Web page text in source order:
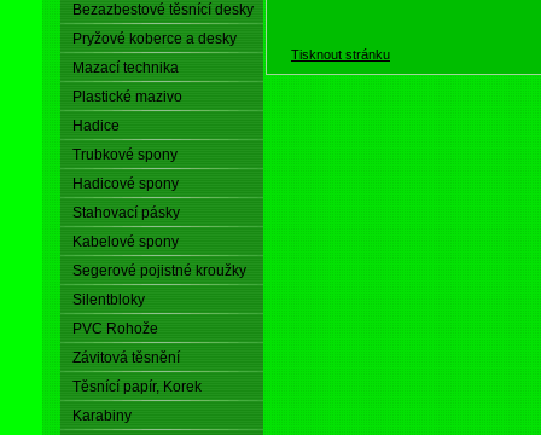
Bezazbestové těsnící desky
Pryžové koberce a desky
Mazací technika
Plastické mazivo
Hadice
Trubkové spony
Hadicové spony
Stahovací pásky
Kabelové spony
Segerové pojistné kroužky
Silentbloky
PVC Rohože
Závitová těsnění
Těsnící papír, Korek
Karabiny
Tisknout stránku